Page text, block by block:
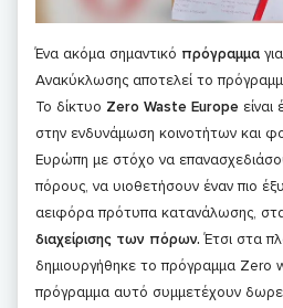
Ένα ακόμα σημαντικό πρόγραμμα
Ανακύκλωσης αποτελεί το
To δίκτυο Zero Waste Europe
στην ενδυνάμωση κοινοτήτων και
Ευρώπη με στόχο να
πόρους, να υιοθετήσουν έναν πιο
αειφόρα πρότυπα κατανάλωσης, στα
διαχείρισης των πόρων. Έτσι στα
δημιουργήθηκε το πρόγραμμα Zero
πρόγραμμα αυτό συμμετέχουν